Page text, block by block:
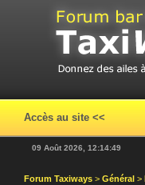
Accès au site <<
09 Août 2026, 12:14:49
Forum Taxiways > Général >